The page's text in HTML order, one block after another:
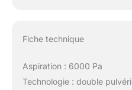
Fiche technique
Aspiration : 6000 Pa
Technologie : double